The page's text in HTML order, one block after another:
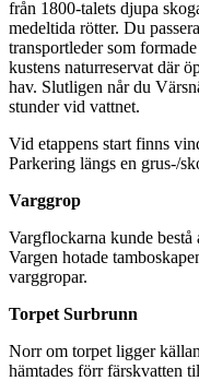
från 1800-talets djupa
medeltida rötter. Du
transportleder som
kustens naturreservat där
hav. Slutligen når du
stunder vid vattnet.
Vid etappens start finns
Parkering längs en grus-/
Varggrop
Vargflockarna kunde
Vargen hotade
varggropar.
Torpet Surbrunn
Norr om torpet ligger
hämtades förr färskvatten